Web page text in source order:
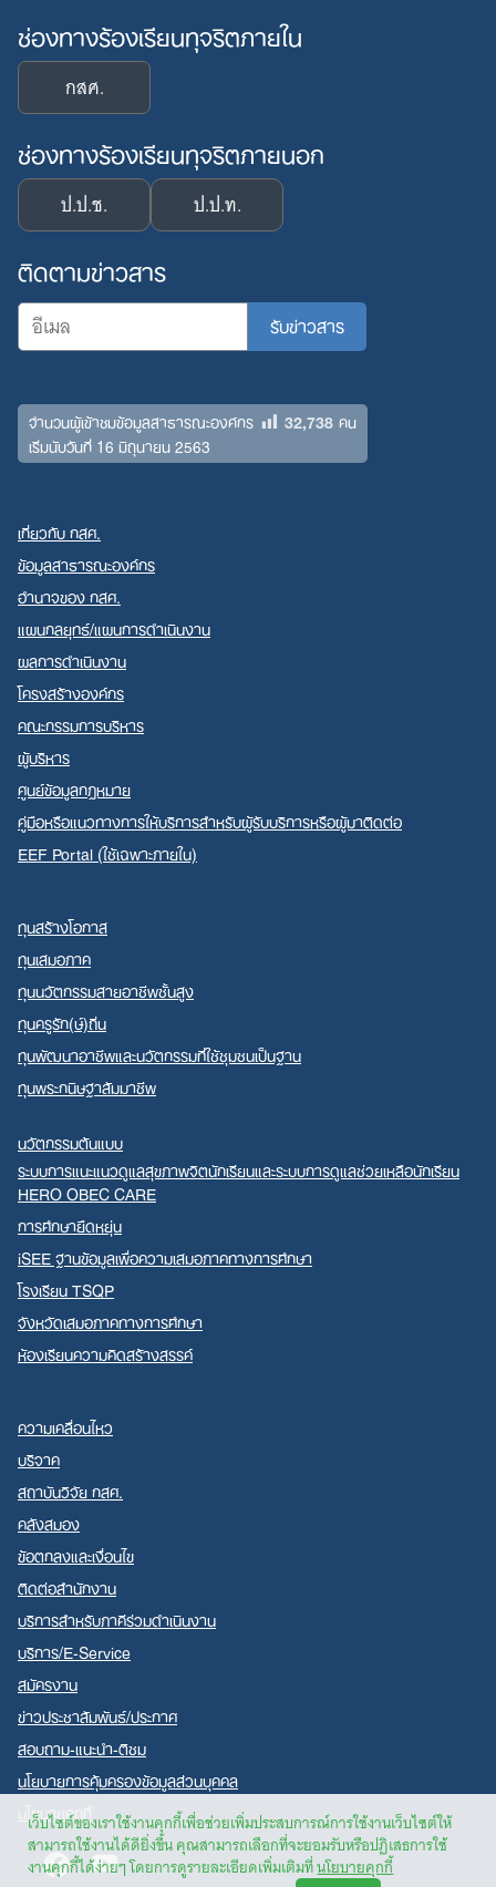
เว็บไซต์ของเราใช้งานคุกกี้เพื่อช่วยเพิ่มประสบการณ์การใช้งานเว็บไซต์ให้
สามารถใช้งานได้ดียิ่งขึ้น คุณสามารถเลือกที่จะยอมรับหรือปฏิเสธการใช้
งานคุกกี้ได้ง่ายๆ โดยการดูรายละเอียดเพิ่มเติมที่นโยบายคุกกี้
ช่องทางร้องเรียนทุจริตภายใน
กสศ.
ช่องทางร้องเรียนทุจริตภายนอก
ป.ป.ช. ป.ป.ท.
ติดตามข่าวสาร
จำนวนผู้เข้าชมข้อมูลสาธารณะองค์กร 32,738คน
เริ่มนับวันที่ 16 มิถุนายน 2563
เกี่ยวกับ กสศ.
ข้อมูลสาธารณะองค์กร
อำนาจของ กสศ.
แผนกลยุทธ์/แผนการดำเนินงาน
ผลการดำเนินงาน
โครงสร้างองค์กร
คณะกรรมการบริหาร
ผู้บริหาร
ศูนย์ข้อมูลกฎหมาย
คู่มือหรือแนวทางการให้บริการสำหรับผู้รับบริการหรือผู้มาติดต่อ
EEF Portal (ใช้เฉพาะภายใน)
ทุนสร้างโอกาส
ทุนเสมอภาค
ทุนนวัตกรรมสายอาชีพชั้นสูง
ทุนครูรัก(ษ์)ถิ่น
ทุนพัฒนาอาชีพและนวัตกรรมที่ใช้ชุมชนเป็นฐาน
ทุนพระกนิษฐาสัมมาชีพ
นวัตกรรมต้นแบบ
ระบบการแนะแนวดูแลสุขภาพจิตนักเรียนและระบบการดูแลช่วยเหลือนักเรียน
HERO OBEC CARE
การศึกษายืดหยุ่น
iSEE ฐานข้อมูลเพื่อความเสมอภาคทางการศึกษา
โรงเรียน TSQP
จังหวัดเสมอภาคทางการศึกษา
ห้องเรียนความคิดสร้างสรรค์
ความเคลื่อนไหว
บริจาค
สถาบันวิจัย กสศ.
คลังสมอง
ข้อตกลงและเงื่อนไข
ติดต่อสำนักงาน
บริการสำหรับภาคีร่วมดำเนินงาน
บริการ/E-Service
สมัครงาน
ข่าวประชาสัมพันธ์/ประกาศ
สอบถาม-แนะนำ-ติชม
นโยบายการคุ้มครองข้อมูลส่วนบุคคล
นโยบายคุกกี้
FacebookYoutube